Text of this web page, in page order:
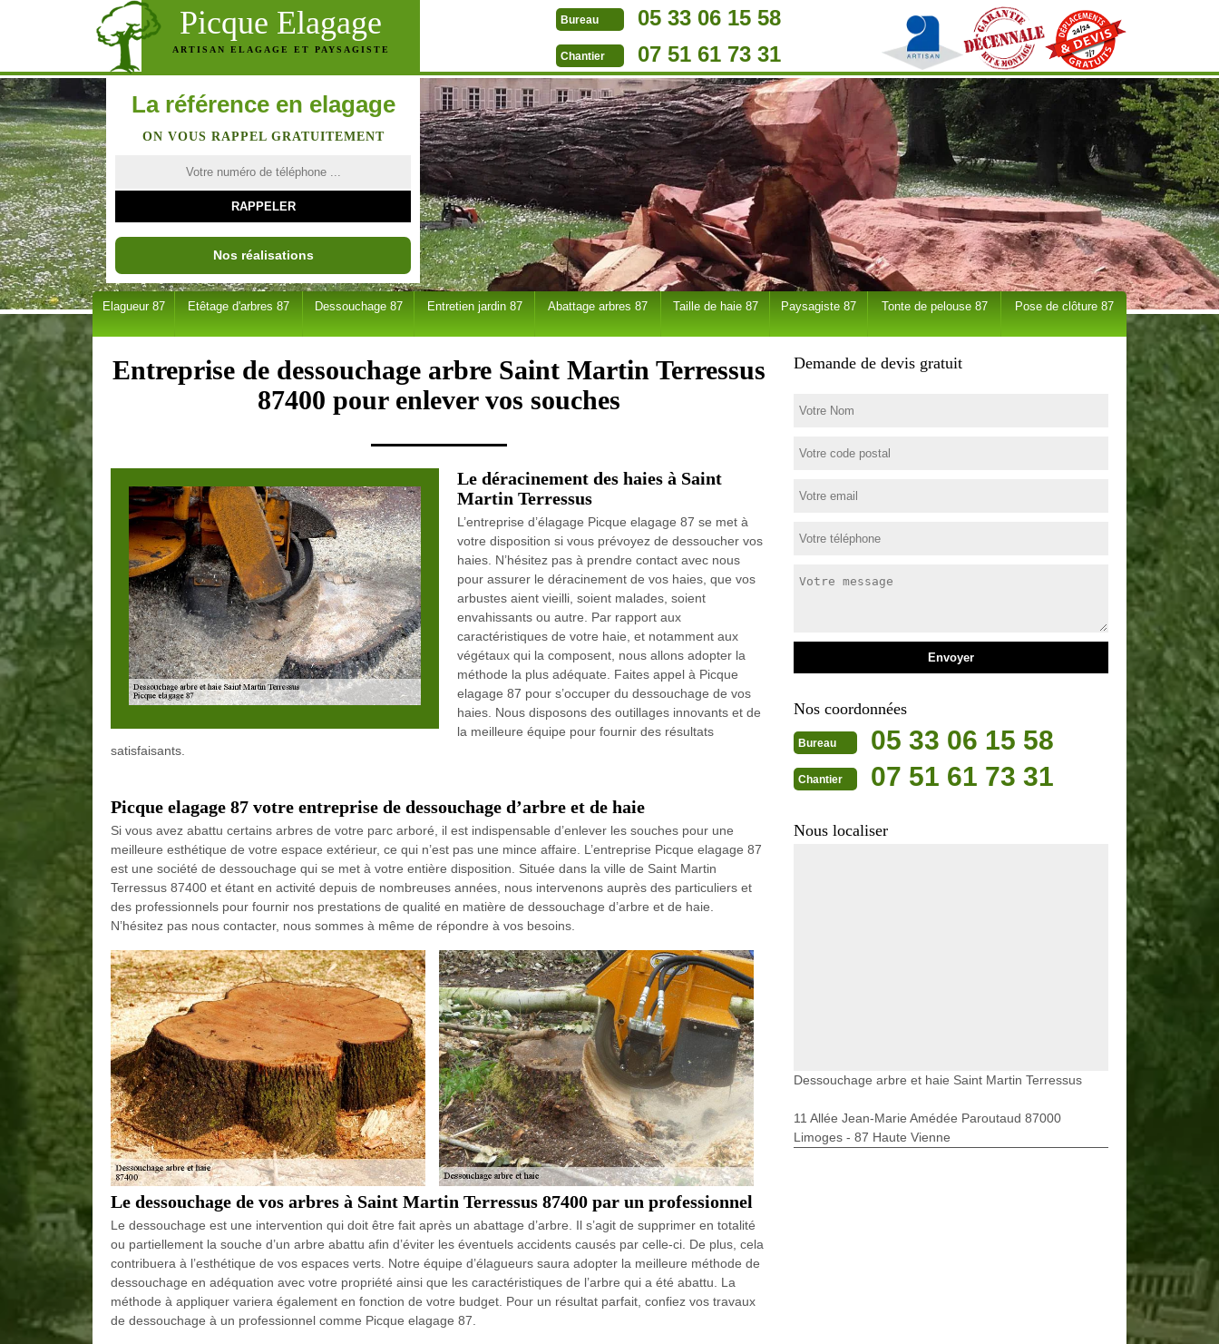
Picque Elagage
ARTISAN ELAGAGE ET PAYSAGISTE
Bureau 05 33 06 15 58
Chantier 07 51 61 73 31
La référence en elagage
ON VOUS RAPPEL GRATUITEMENT
Nos réalisations
Elagueur 87 Etêtage d'arbres 87 Dessouchage 87 Entretien jardin 87 Abattage arbres 87 Taille de haie 87 Paysagiste 87 Tonte de pelouse 87 Pose de clôture 87
Entreprise de dessouchage arbre Saint Martin Terressus
87400 pour enlever vos souches
Le déracinement des haies à Saint
Martin Terressus
L’entreprise d’élagage Picque elagage 87 se met à
votre disposition si vous prévoyez de dessoucher vos
haies. N’hésitez pas à prendre contact avec nous
pour assurer le déracinement de vos haies, que vos
arbustes aient vieilli, soient malades, soient
envahissants ou autre. Par rapport aux
caractéristiques de votre haie, et notamment aux
végétaux qui la composent, nous allons adopter la
méthode la plus adéquate. Faites appel à Picque
elagage 87 pour s’occuper du dessouchage de vos
haies. Nous disposons des outillages innovants et de
la meilleure équipe pour fournir des résultats
satisfaisants.
Picque elagage 87 votre entreprise de dessouchage d’arbre et de haie
Si vous avez abattu certains arbres de votre parc arboré, il est indispensable d’enlever les souches pour une
meilleure esthétique de votre espace extérieur, ce qui n’est pas une mince affaire. L’entreprise Picque elagage 87
est une société de dessouchage qui se met à votre entière disposition. Située dans la ville de Saint Martin
Terressus 87400 et étant en activité depuis de nombreuses années, nous intervenons auprès des particuliers et
des professionnels pour fournir nos prestations de qualité en matière de dessouchage d’arbre et de haie.
N’hésitez pas nous contacter, nous sommes à même de répondre à vos besoins.
Le dessouchage de vos arbres à Saint Martin Terressus 87400 par un professionnel
Le dessouchage est une intervention qui doit être fait après un abattage d’arbre. Il s’agit de supprimer en totalité
ou partiellement la souche d’un arbre abattu afin d’éviter les éventuels accidents causés par celle-ci. De plus, cela
contribuera à l’esthétique de vos espaces verts. Notre équipe d’élagueurs saura adopter la meilleure méthode de
dessouchage en adéquation avec votre propriété ainsi que les caractéristiques de l’arbre qui a été abattu. La
méthode à appliquer variera également en fonction de votre budget. Pour un résultat parfait, confiez vos travaux
de dessouchage à un professionnel comme Picque elagage 87.
Demande de devis gratuit
Nos coordonnées
Bureau 05 33 06 15 58
Chantier 07 51 61 73 31
Nous localiser
Dessouchage arbre et haie Saint Martin Terressus
11 Allée Jean-Marie Amédée Paroutaud 87000
Limoges - 87 Haute Vienne